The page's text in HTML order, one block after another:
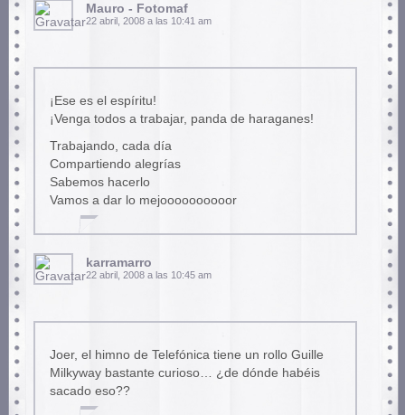
Mauro - Fotomaf
22 abril, 2008 a las 10:41 am
¡Ese es el espíritu!
¡Venga todos a trabajar, panda de haraganes!
Trabajando, cada día
Compartiendo alegrías
Sabemos hacerlo
Vamos a dar lo mejoooooooooor
karramarro
22 abril, 2008 a las 10:45 am
Joer, el himno de Telefónica tiene un rollo Guille
Milkyway bastante curioso… ¿de dónde habéis
sacado eso??